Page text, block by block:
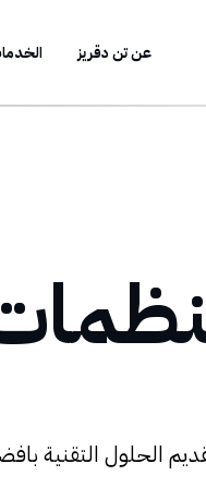
عن تن دقريز
الحلول التقنية